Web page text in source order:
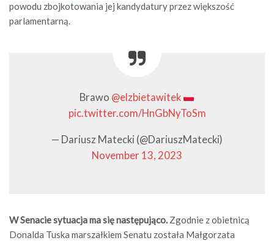
powodu zbojkotowania jej kandydatury przez większość
parlamentarną.
Brawo @elzbietawitek
pic.twitter.com/HnGbNyToSm
— Dariusz Matecki (@DariuszMatecki)
November 13, 2023
W Senacie sytuacja ma się następująco. Zgodnie z obietnicą
Donalda Tuska marszałkiem Senatu została Małgorzata